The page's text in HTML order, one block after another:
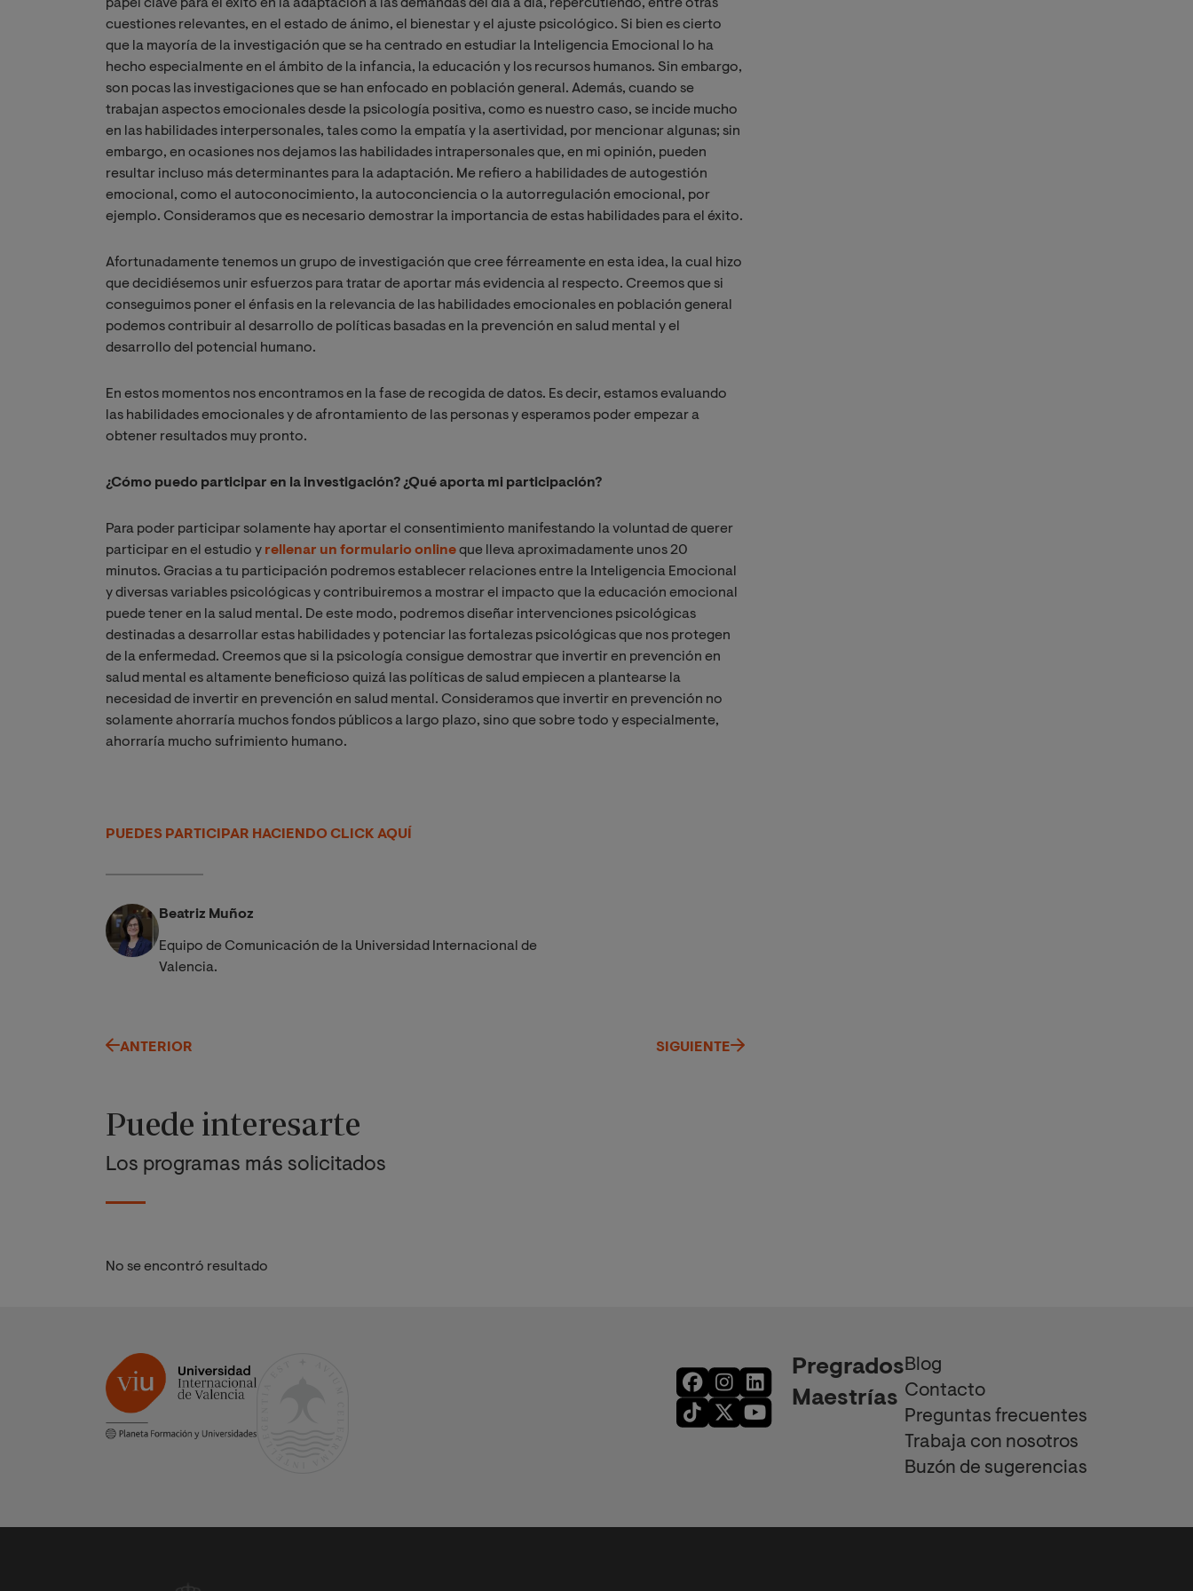
papel clave para el éxito en la adaptación a las demandas del día a día, repercutiendo, entre otras
cuestiones relevantes, en el estado de ánimo, el bienestar y el ajuste psicológico. Si bien es cierto
que la mayoría de la investigación que se ha centrado en estudiar la Inteligencia Emocional lo ha
hecho especialmente en el ámbito de la infancia, la educación y los recursos humanos. Sin embargo,
son pocas las investigaciones que se han enfocado en población general. Además, cuando se
trabajan aspectos emocionales desde la psicología positiva, como es nuestro caso, se incide mucho
en las habilidades interpersonales, tales como la empatía y la asertividad, por mencionar algunas; sin
embargo, en ocasiones nos dejamos las habilidades intrapersonales que, en mi opinión, pueden
resultar incluso más determinantes para la adaptación. Me refiero a habilidades de autogestión
emocional, como el autoconocimiento, la autoconciencia o la autorregulación emocional, por
ejemplo. Consideramos que es necesario demostrar la importancia de estas habilidades para el éxito.
Afortunadamente tenemos un grupo de investigación que cree férreamente en esta idea, la cual hizo
que decidiésemos unir esfuerzos para tratar de aportar más evidencia al respecto. Creemos que si
conseguimos poner el énfasis en la relevancia de las habilidades emocionales en población general
podemos contribuir al desarrollo de políticas basadas en la prevención en salud mental y el
desarrollo del potencial humano.
En estos momentos nos encontramos en la fase de recogida de datos. Es decir, estamos evaluando
las habilidades emocionales y de afrontamiento de las personas y esperamos poder empezar a
obtener resultados muy pronto.
¿Cómo puedo participar en la investigación? ¿Qué aporta mi participación?
Para poder participar solamente hay aportar el consentimiento manifestando la voluntad de querer
participar en el estudio y rellenar un formulario onlineque lleva aproximadamente unos 20
minutos. Gracias a tu participación podremos establecer relaciones entre la Inteligencia Emocional
y diversas variables psicológicas y contribuiremos a mostrar el impacto que la educación emocional
puede tener en la salud mental. De este modo, podremos diseñar intervenciones psicológicas
destinadas a desarrollar estas habilidades y potenciar las fortalezas psicológicas que nos protegen
de la enfermedad. Creemos que si la psicología consigue demostrar que invertir en prevención en
salud mental es altamente beneficioso quizá las políticas de salud empiecen a plantearse la
necesidad de invertir en prevención en salud mental. Consideramos que invertir en prevención no
solamente ahorraría muchos fondos públicos a largo plazo, sino que sobre todo y especialmente,
ahorraría mucho sufrimiento humano.
PUEDES PARTICIPAR HACIENDO CLICK AQUÍ
Beatriz Muñoz
Equipo de Comunicación de la Universidad Internacional de
Valencia.
ANTERIOR SIGUIENTE
Puede interesarte
Los programas más solicitados
No se encontró resultado
Pregrados
Maestrías
Blog
Contacto
Preguntas frecuentes
Trabaja con nosotros
Buzón de sugerencias